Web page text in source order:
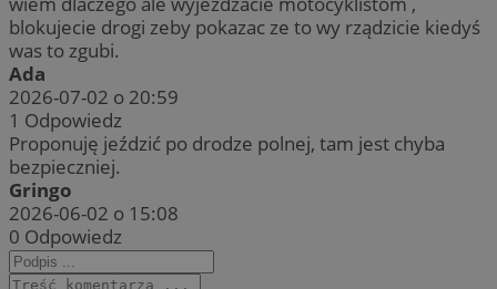
blokujecie drogi zeby pokazac ze to wy rządzicie kiedyś
was to zgubi.
Ada
2026-07-02 o 20:59
1 Odpowiedz
Proponuję jeździć po drodze polnej, tam jest chyba
bezpieczniej.
Gringo
2026-06-02 o 15:08
0 Odpowiedz